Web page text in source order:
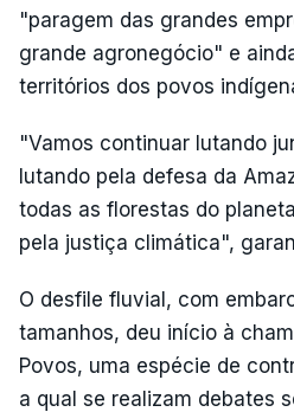
"paragem das grandes
grande agronegócio" e
territórios dos povos
"Vamos continuar lutando
lutando pela defesa da
todas as florestas do
pela justiça climática",
O desfile fluvial, com
tamanhos, deu início à
Povos, uma espécie de
a qual se realizam debates